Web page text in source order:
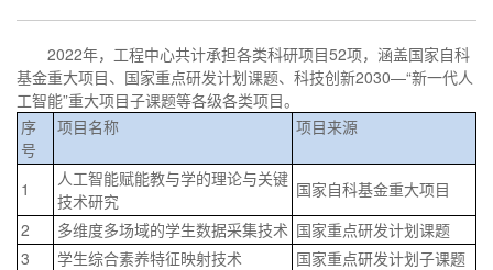
2022年，工程中心共计承担各类科研项目52项，涵盖国家自科
基金重大项目、国家重点研发计划课题、科技创新2030—“新一代人
工智能”重大项目子课题等各级各类项目。
序
号
项目名称 项目来源
1
人工智能赋能教与学的理论与关键
技术研究
国家自科基金重大项目
2
多维度多场域的学生数据采集技术 国家重点研发计划课题
3
学生综合素养特征映射技术
国家重点研发计划子课题